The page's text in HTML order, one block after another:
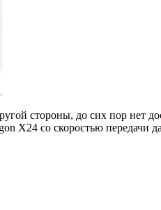
стороны, до сих пор нет
X24 со скоростью передачи